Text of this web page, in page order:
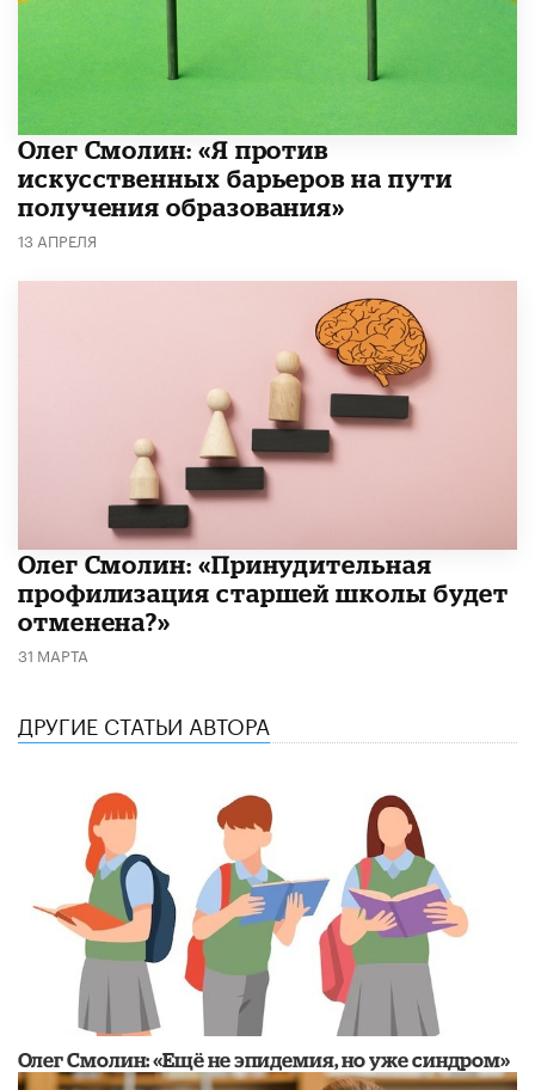
Олег Смолин: «Я против
искусственных барьеров на пути
получения образования»
13 АПРЕЛЯ
​Олег Смолин: «Принудительная
профилизация старшей школы будет
отменена?»
31 МАРТА
ДРУГИЕ СТАТЬИ АВТОРА
​Олег Смолин: «Ещё не эпидемия, но уже синдром»